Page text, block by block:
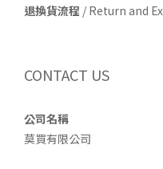
退換貨流程 / Return and
CONTACT US
公司名稱
莫買有限公司